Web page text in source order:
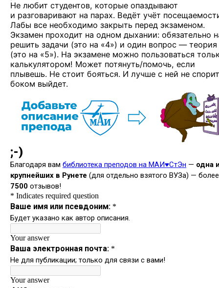
Не любит студентов, которые опаздывают
и разговаривают на парах. Ведёт учёт
Лабы все необходимо закрыть перед экзаменом.
Экзамен проходит на одном дыхании: обязательно
решить задачи (это на «4») и один вопрос — теория
(это на «5»). На экзамене можно пользоваться
калькулятором! Может потянуть/помочь, если
плывешь. Не стоит бояться. И лучше с ней не
боком выйдет.